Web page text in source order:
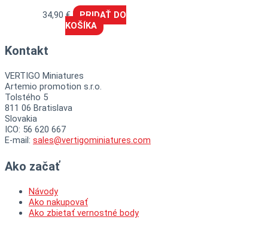
34,90€
PRIDAŤ DO
KOŠÍKA
Kontakt
VERTIGO Miniatures
Artemio promotion s.r.o.
Tolstého 5
811 06 Bratislava
Slovakia
ICO: 56 620 667
E-mail: sales@vertigominiatures.com
Ako začať
Návody
Ako nakupovať
Ako zbietať vernostné body